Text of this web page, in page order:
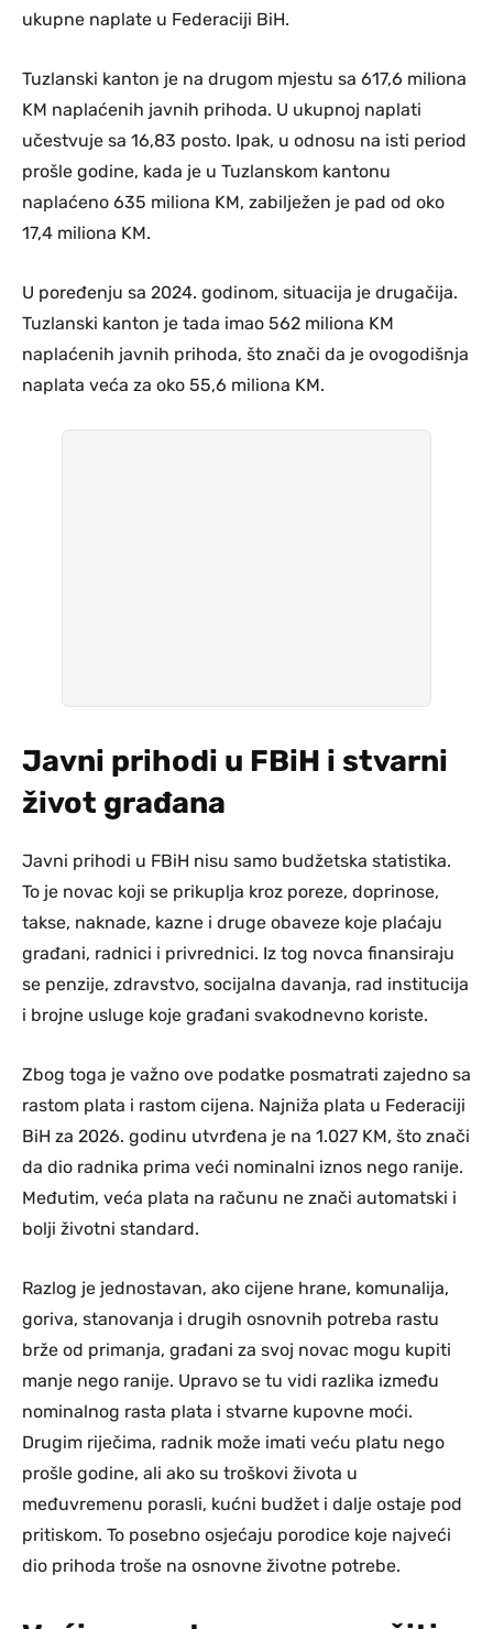
ukupne naplate u Federaciji BiH.
Tuzlanski kanton je na drugom mjestu sa 617,6 miliona
KM naplaćenih javnih prihoda. U ukupnoj naplati
učestvuje sa 16,83 posto. Ipak, u odnosu na isti period
prošle godine, kada je u Tuzlanskom kantonu
naplaćeno 635 miliona KM, zabilježen je pad od oko
17,4 miliona KM.
U poređenju sa 2024. godinom, situacija je drugačija.
Tuzlanski kanton je tada imao 562 miliona KM
naplaćenih javnih prihoda, što znači da je ovogodišnja
naplata veća za oko 55,6 miliona KM.
Javni prihodi u FBiH i stvarni
život građana
Javni prihodi u FBiH nisu samo budžetska statistika.
To je novac koji se prikuplja kroz poreze, doprinose,
takse, naknade, kazne i druge obaveze koje plaćaju
građani, radnici i privrednici. Iz tog novca finansiraju
se penzije, zdravstvo, socijalna davanja, rad institucija
i brojne usluge koje građani svakodnevno koriste.
Zbog toga je važno ove podatke posmatrati zajedno sa
rastom plata i rastom cijena. Najniža plata u Federaciji
BiH za 2026. godinu utvrđena je na 1.027 KM, što znači
da dio radnika prima veći nominalni iznos nego ranije.
Međutim, veća plata na računu ne znači automatski i
bolji životni standard.
Razlog je jednostavan, ako cijene hrane, komunalija,
goriva, stanovanja i drugih osnovnih potreba rastu
brže od primanja, građani za svoj novac mogu kupiti
manje nego ranije. Upravo se tu vidi razlika između
nominalnog rasta plata i stvarne kupovne moći.
Drugim riječima, radnik može imati veću platu nego
prošle godine, ali ako su troškovi života u
međuvremenu porasli, kućni budžet i dalje ostaje pod
pritiskom. To posebno osjećaju porodice koje najveći
dio prihoda troše na osnovne životne potrebe.